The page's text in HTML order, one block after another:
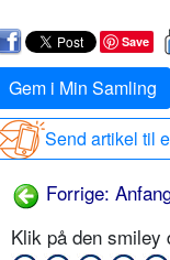
Save
Gem i Min Samling
Send artikel til
Forrige:
Klik på den smiley